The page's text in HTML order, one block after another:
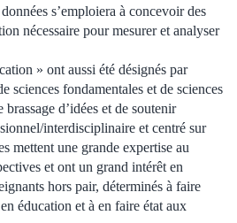
s’emploiera à concevoir des
nécessaire pour mesurer et analyser
» ont aussi été désignés par
sciences fondamentales et de sciences
d’idées et de soutenir
interdisciplinaire et centré sur
mettent une grande expertise au
et ont un grand intérêt en
hors pair, déterminés à faire
éducation et à en faire état aux